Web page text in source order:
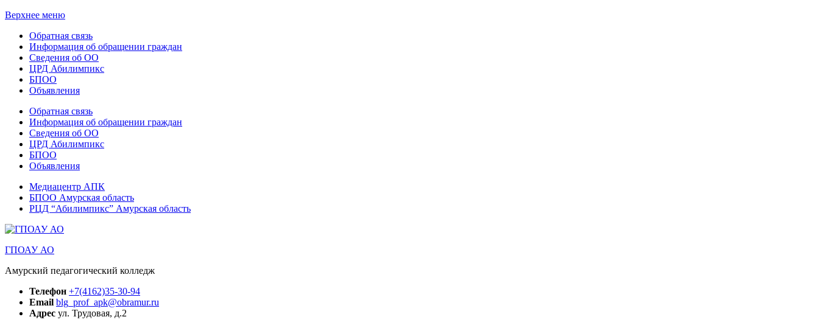
Верхнее меню
Обратная связь
Информация об обращении граждан
Сведения об ОО
ЦРД Абилимпикс
БПОО
Объявления
Обратная связь
Информация об обращении граждан
Сведения об ОО
ЦРД Абилимпикс
БПОО
Объявления
Медиацентр АПК
БПОО Амурская область
РЦД “Абилимпикс” Амурская область
ГПОАУ АО
Амурский педагогический колледж
Телефон +7(4162)35-30-94
Email blg_prof_apk@obramur.ru
Адрес ул. Трудовая, д.2